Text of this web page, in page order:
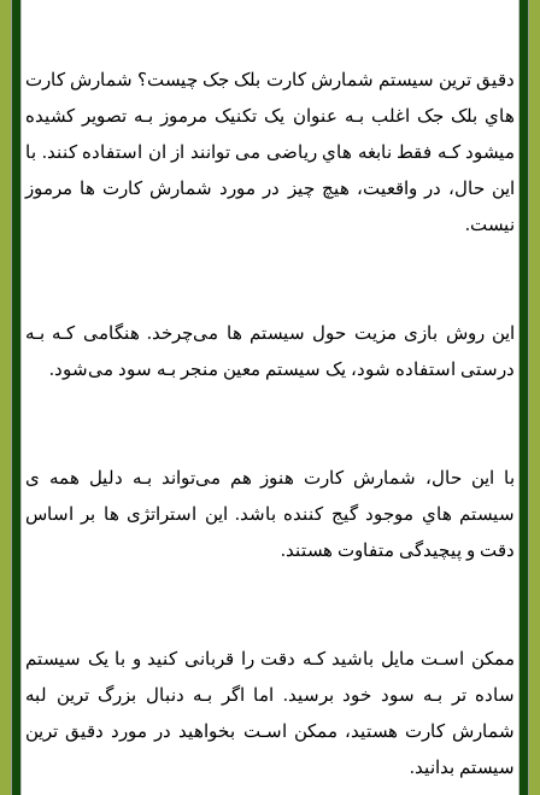
دقیق ترین سیستم شمارش کارت بلک جک چیست؟ شمارش کارت
هاي‌ بلک جک اغلب بـه عنوان یک تکنیک مرموز بـه تصویر کشیده
میشود کـه فقط نابغه هاي‌ ریاضی می توانند از ان استفاده کنند. با
این حال، در واقعیت، هیچ چیز در مورد شمارش کارت ها مرموز
نیست.
این روش بازی مزیت حول سیستم ها می‌چرخد. هنگامی کـه بـه
درستی استفاده شود، یک سیستم معین منجر بـه سود می‌شود.
با این حال، شمارش کارت هنوز هم می‌تواند بـه دلیل همه ی
سیستم هاي‌ موجود گیج کننده باشد. این استراتژی ها بر اساس
دقت و پیچیدگی متفاوت هستند.
ممکن اسـت مایل باشید کـه دقت را قربانی کنید و با یک سیستم
ساده تر بـه سود خود برسید. اما اگر بـه دنبال بزرگ ترین لبه
شمارش کارت هستید، ممکن اسـت بخواهید در مورد دقیق ترین
سیستم بدانید.